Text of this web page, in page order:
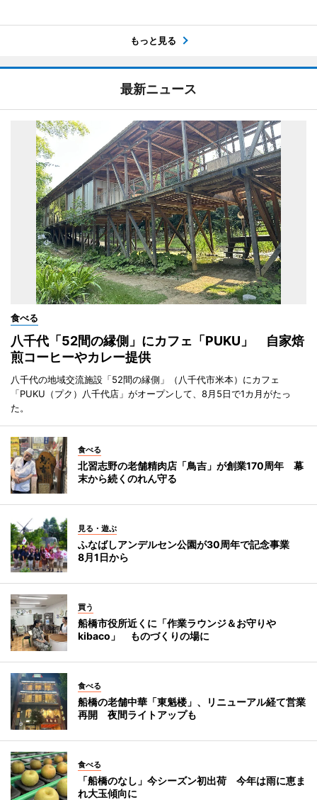
もっと見る
最新ニュース
食べる
八千代「52間の縁側」にカフェ「PUKU」 自家焙
煎コーヒーやカレー提供
八千代の地域交流施設「52間の縁側」（八千代市米本）にカフェ
「PUKU（プク）八千代店」がオープンして、8月5日で1カ月がたっ
た。
食べる
北習志野の老舗精肉店「鳥吉」が創業170周年 幕
末から続くのれん守る
見る・遊ぶ
ふなばしアンデルセン公園が30周年で記念事業
8月1日から
買う
船橋市役所近くに「作業ラウンジ＆お守りや
kibaco」 ものづくりの場に
食べる
船橋の老舗中華「東魁楼」、リニューアル経て営業
再開 夜間ライトアップも
食べる
「船橋のなし」今シーズン初出荷 今年は雨に恵ま
れ大玉傾向に